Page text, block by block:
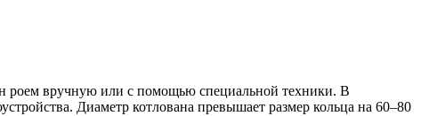
роем вручную или с помощью специальной техники. В
Диаметр котлована превышает размер кольца на 60–80